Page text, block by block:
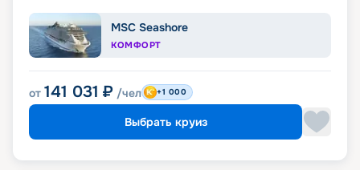
MSC Seashore
КОМФОРТ
от 141 031 ₽ /чел +1 000
Выбрать круиз